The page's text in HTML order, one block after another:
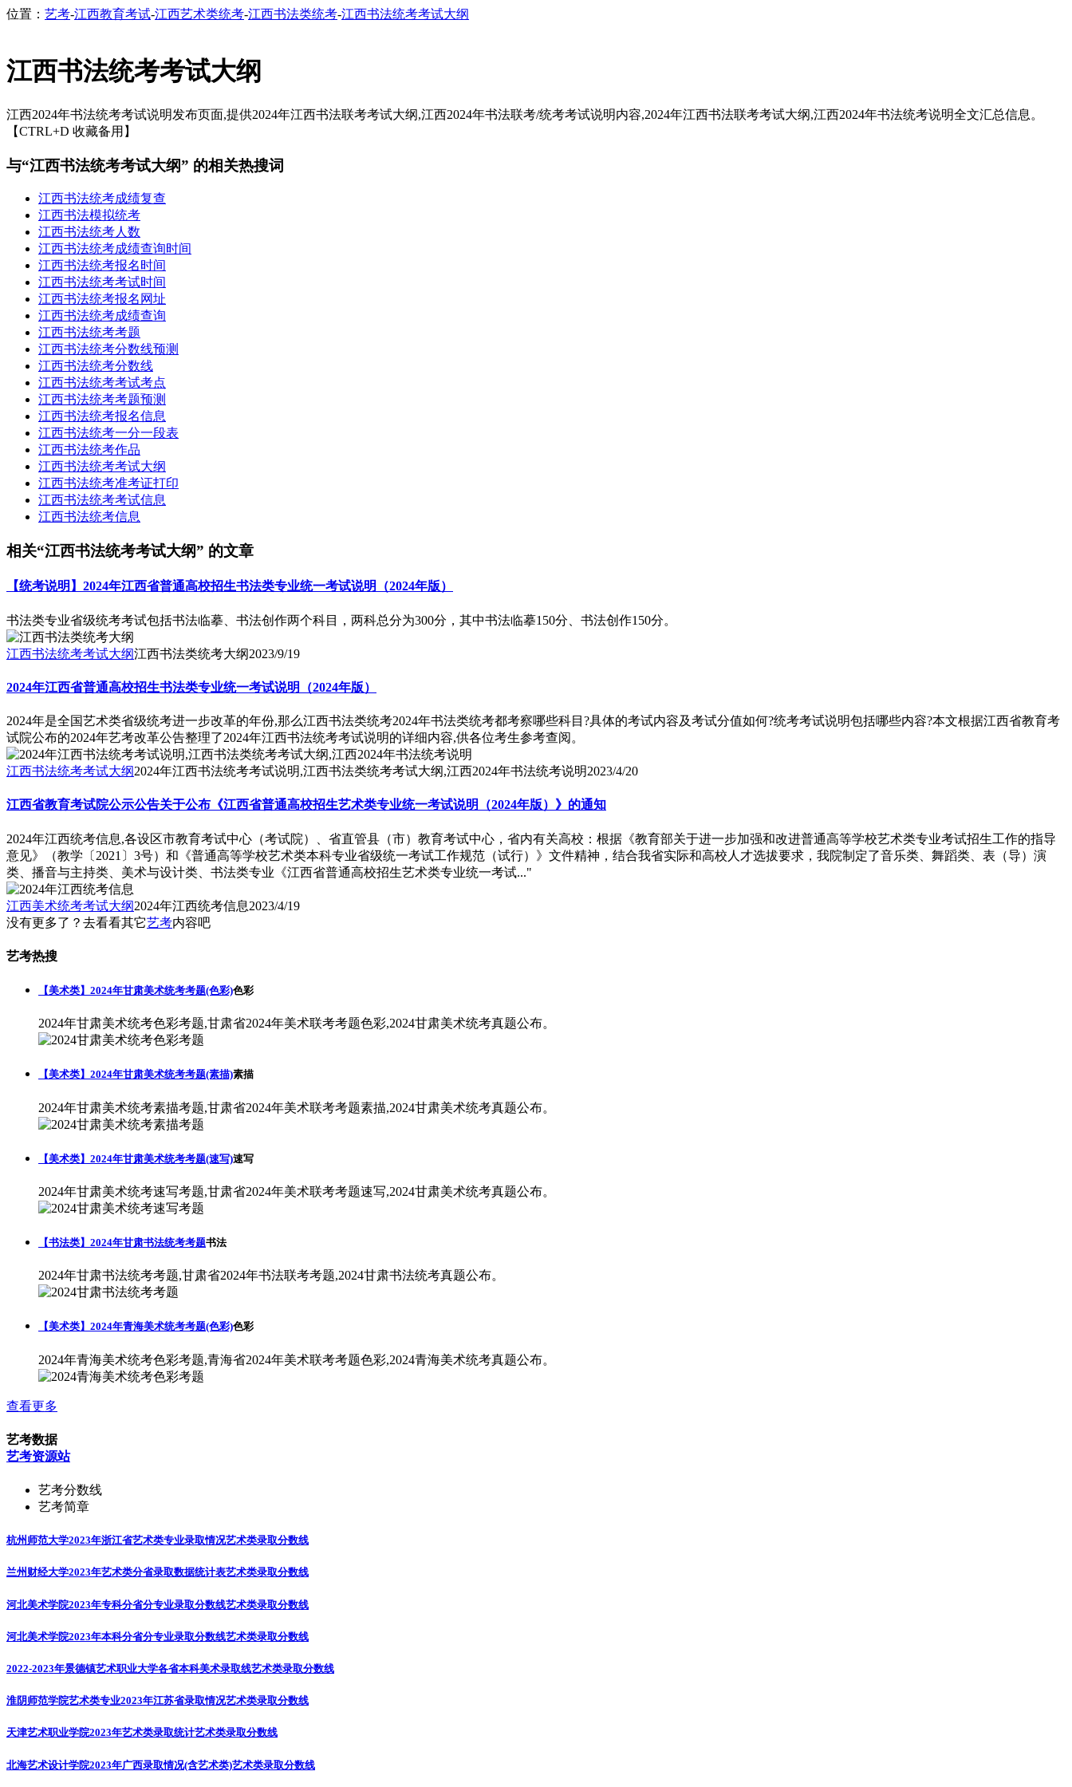
位置： 艺考-江西教育考试-江西艺术类统考-江西书法类统考-江西书法统考考试大纲
江西书法统考考试大纲
江西2024年书法统考考试说明发布页面,提供2024年江西书法联考考试大纲,江西2024年书法联考/统考考试说明内容,2024年江西书法联考考试大纲,江西2024年书法统考说明全文汇总信息。
【CTRL+D 收藏备用】
与“江西书法统考考试大纲” 的相关热搜词
江西书法统考成绩复查
江西书法模拟统考
江西书法统考人数
江西书法统考成绩查询时间
江西书法统考报名时间
江西书法统考考试时间
江西书法统考报名网址
江西书法统考成绩查询
江西书法统考考题
江西书法统考分数线预测
江西书法统考分数线
江西书法统考考试考点
江西书法统考考题预测
江西书法统考报名信息
江西书法统考一分一段表
江西书法统考作品
江西书法统考考试大纲
江西书法统考准考证打印
江西书法统考考试信息
江西书法统考信息
相关“江西书法统考考试大纲” 的文章
【统考说明】2024年江西省普通高校招生书法类专业统一考试说明（2024年版）
书法类专业省级统考考试包括书法临摹、书法创作两个科目，两科总分为300分，其中书法临摹150分、书法创作150分。
江西书法统考考试大纲江西书法类统考大纲2023/9/19
2024年江西省普通高校招生书法类专业统一考试说明（2024年版）
2024年是全国艺术类省级统考进一步改革的年份,那么江西书法类统考2024年书法类统考都考察哪些科目?具体的考试内容及考试分值如何?统考考试说明包括哪些内容?本文根据江西省教育考
试院公布的2024年艺考改革公告整理了2024年江西书法统考考试说明的详细内容,供各位考生参考查阅。
江西书法统考考试大纲2024年江西书法统考考试说明,江西书法类统考考试大纲,江西2024年书法统考说明2023/4/20
江西省教育考试院公示公告关于公布《江西省普通高校招生艺术类专业统一考试说明（2024年版）》的通知
2024年江西统考信息,各设区市教育考试中心（考试院）、省直管县（市）教育考试中心，省内有关高校：根据《教育部关于进一步加强和改进普通高等学校艺术类专业考试招生工作的指导
意见》（教学〔2021〕3号）和《普通高等学校艺术类本科专业省级统一考试工作规范（试行）》文件精神，结合我省实际和高校人才选拔要求，我院制定了音乐类、舞蹈类、表（导）演
类、播音与主持类、美术与设计类、书法类专业《江西省普通高校招生艺术类专业统一考试..."
江西美术统考考试大纲2024年江西统考信息2023/4/19
没有更多了？去看看其它艺考内容吧
艺考热搜
【美术类】2024年甘肃美术统考考题(色彩)色彩
2024年甘肃美术统考色彩考题,甘肃省2024年美术联考考题色彩,2024甘肃美术统考真题公布。
【美术类】2024年甘肃美术统考考题(素描)素描
2024年甘肃美术统考素描考题,甘肃省2024年美术联考考题素描,2024甘肃美术统考真题公布。
【美术类】2024年甘肃美术统考考题(速写)速写
2024年甘肃美术统考速写考题,甘肃省2024年美术联考考题速写,2024甘肃美术统考真题公布。
【书法类】2024年甘肃书法统考考题书法
2024年甘肃书法统考考题,甘肃省2024年书法联考考题,2024甘肃书法统考真题公布。
【美术类】2024年青海美术统考考题(色彩)色彩
2024年青海美术统考色彩考题,青海省2024年美术联考考题色彩,2024青海美术统考真题公布。
查看更多
艺考数据
艺考资源站
艺考分数线
艺考简章
杭州师范大学2023年浙江省艺术类专业录取情况艺术类录取分数线
兰州财经大学2023年艺术类分省录取数据统计表艺术类录取分数线
河北美术学院2023年专科分省分专业录取分数线艺术类录取分数线
河北美术学院2023年本科分省分专业录取分数线艺术类录取分数线
2022-2023年景德镇艺术职业大学各省本科美术录取线艺术类录取分数线
淮阴师范学院艺术类专业2023年江苏省录取情况艺术类录取分数线
天津艺术职业学院2023年艺术类录取统计艺术类录取分数线
北海艺术设计学院2023年广西录取情况(含艺术类)艺术类录取分数线